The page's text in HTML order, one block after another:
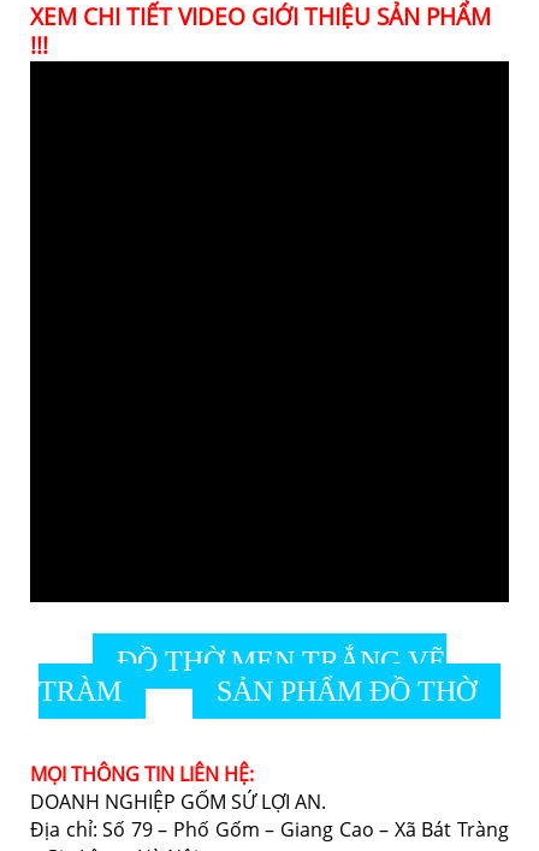
XEM CHI TIẾT VIDEO GIỚI THIỆU SẢN PHẨM
!!!
ĐỒ THỜ MEN TRẮNG VẼ
TRÀM
SẢN PHẨM ĐỒ THỜ
MỌI THÔNG TIN LIÊN HỆ:
DOANH NGHIỆP GỐM SỨ LỢI AN.
Địa chỉ: Số 79 – Phố Gốm – Giang Cao – Xã Bát Tràng